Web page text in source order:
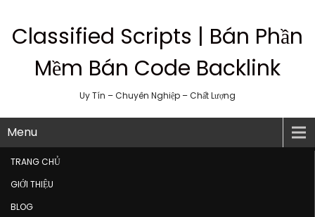
Classified Scripts | Bán Phần
Mềm Bán Code Backlink
Uy Tín – Chuyên Nghiệp – Chất Lượng
Menu
TRANG CHỦ
GIỚI THIỆU
BLOG